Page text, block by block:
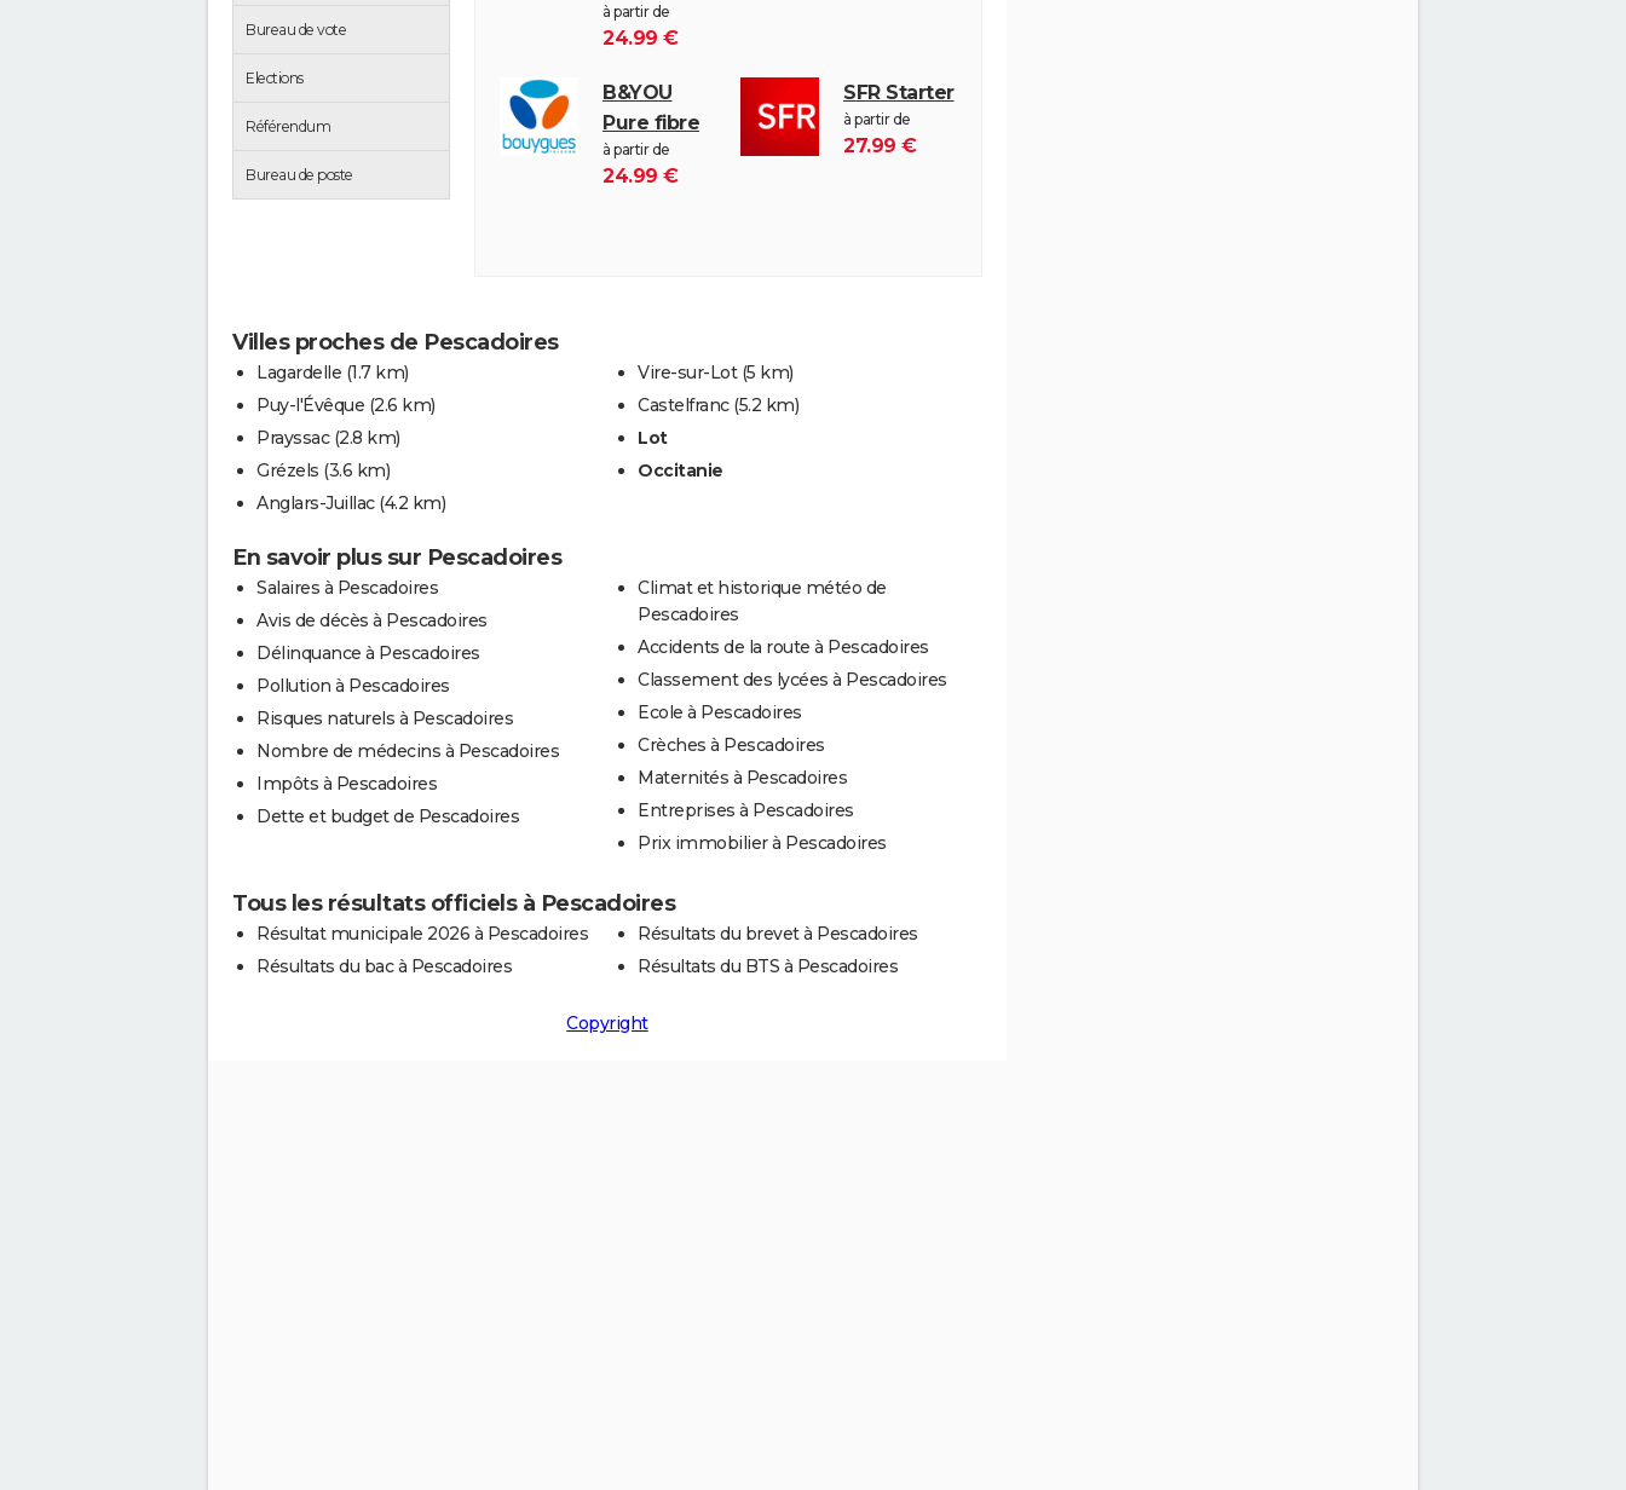
Bureau de vote
Elections
Référendum
Bureau de poste
à partir de
24.99 €
B&YOU
Pure fibre
à partir de
24.99 €
SFR Starter
à partir de
27.99 €
Villes proches de Pescadoires
Lagardelle (1.7 km)
Puy-l'Évêque (2.6 km)
Prayssac (2.8 km)
Grézels (3.6 km)
Anglars-Juillac (4.2 km)
Vire-sur-Lot (5 km)
Castelfranc (5.2 km)
Lot
Occitanie
En savoir plus sur Pescadoires
Salaires à Pescadoires
Avis de décès à Pescadoires
Délinquance à Pescadoires
Pollution à Pescadoires
Risques naturels à Pescadoires
Nombre de médecins à Pescadoires
Impôts à Pescadoires
Dette et budget de Pescadoires
Climat et historique météo de
Pescadoires
Accidents de la route à Pescadoires
Classement des lycées à Pescadoires
Ecole à Pescadoires
Crèches à Pescadoires
Maternités à Pescadoires
Entreprises à Pescadoires
Prix immobilier à Pescadoires
Tous les résultats officiels à Pescadoires
Résultat municipale 2026 à Pescadoires
Résultats du bac à Pescadoires
Résultats du brevet à Pescadoires
Résultats du BTS à Pescadoires
Copyright